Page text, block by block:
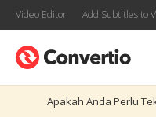
Video Editor Add Subtitles to
Apakah Anda Perlu